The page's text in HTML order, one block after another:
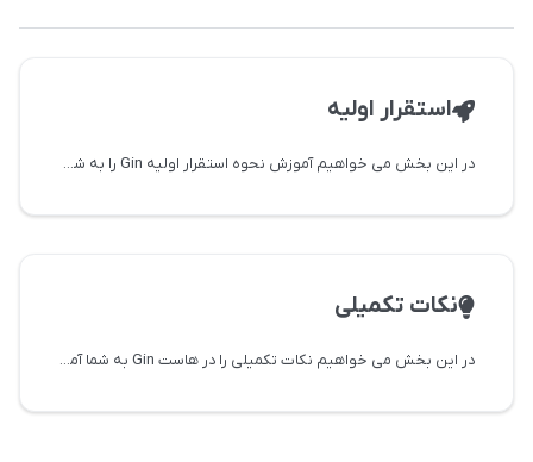
استقرار اولیه
در این بخش می خواهیم آموزش نحوه استقرار اولیه Gin را به شما آموزش دهیم
نکات تکمیلی
در این بخش می خواهیم نکات تکمیلی را در هاست Gin به شما آموزش دهیم.